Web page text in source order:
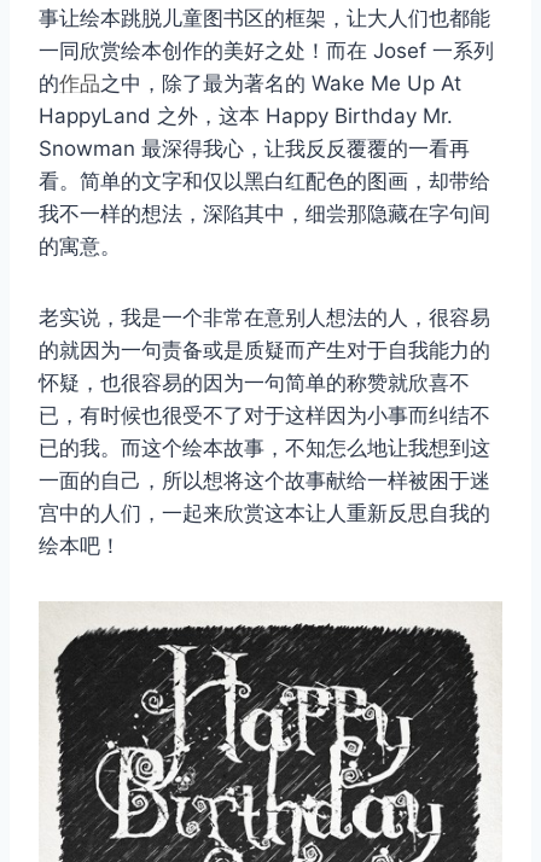
事让绘本跳脱儿童图书区的框架，让大人们也都能
一同欣赏绘本创作的美好之处！而在 Josef 一系列
的作品之中，除了最为著名的 Wake Me Up At
HappyLand 之外，这本 Happy Birthday Mr.
Snowman 最深得我心，让我反反覆覆的一看再
看。简单的文字和仅以黑白红配色的图画，却带给
我不一样的想法，深陷其中，细尝那隐藏在字句间
的寓意。
老实说，我是一个非常在意别人想法的人，很容易
的就因为一句责备或是质疑而产生对于自我能力的
怀疑，也很容易的因为一句简单的称赞就欣喜不
已，有时候也很受不了对于这样因为小事而纠结不
已的我。而这个绘本故事，不知怎么地让我想到这
一面的自己，所以想将这个故事献给一样被困于迷
宫中的人们，一起来欣赏这本让人重新反思自我的
绘本吧！